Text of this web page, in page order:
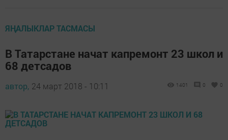
ЯҢАЛЫКЛАР ТАСМАСЫ
В Татарстане начат капремонт 23 школ и
68 детсадов
автор, 24 март 2018 - 10:11 1401 0 0